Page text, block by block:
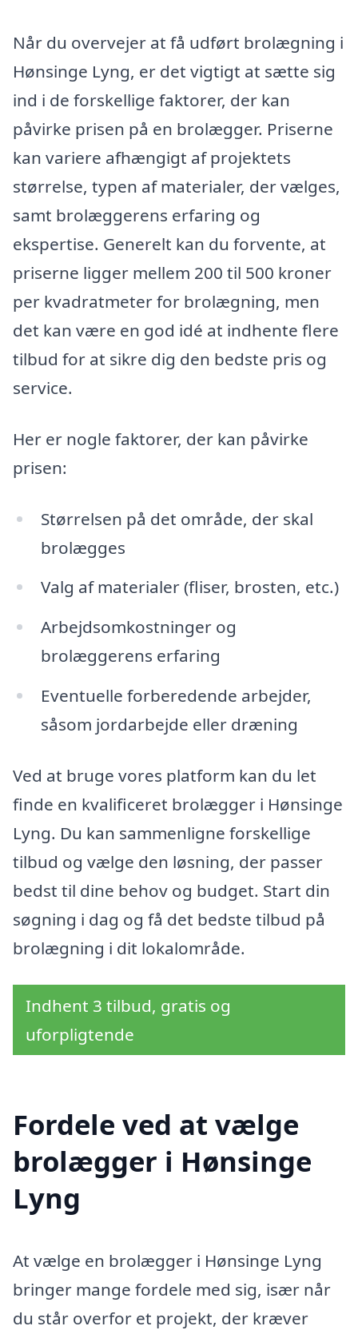
Når du overvejer at få udført brolægning i
Hønsinge Lyng, er det vigtigt at sætte sig
ind i de forskellige faktorer, der kan
påvirke prisen på en brolægger. Priserne
kan variere afhængigt af projektets
størrelse, typen af materialer, der vælges,
samt brolæggerens erfaring og
ekspertise. Generelt kan du forvente, at
priserne ligger mellem 200 til 500 kroner
per kvadratmeter for brolægning, men
det kan være en god idé at indhente flere
tilbud for at sikre dig den bedste pris og
service.
Her er nogle faktorer, der kan påvirke
prisen:
Størrelsen på det område, der skal
brolægges
Valg af materialer (fliser, brosten, etc.)
Arbejdsomkostninger og
brolæggerens erfaring
Eventuelle forberedende arbejder,
såsom jordarbejde eller dræning
Ved at bruge vores platform kan du let
finde en kvalificeret brolægger i Hønsinge
Lyng. Du kan sammenligne forskellige
tilbud og vælge den løsning, der passer
bedst til dine behov og budget. Start din
søgning i dag og få det bedste tilbud på
brolægning i dit lokalområde.
Indhent 3 tilbud, gratis og
uforpligtende
Fordele ved at vælge
brolægger i Hønsinge
Lyng
At vælge en brolægger i Hønsinge Lyng
bringer mange fordele med sig, især når
du står overfor et projekt, der kræver